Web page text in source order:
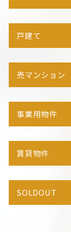
戸建て
売マンション
事業用物件
賃貸物件
SOLDOUT